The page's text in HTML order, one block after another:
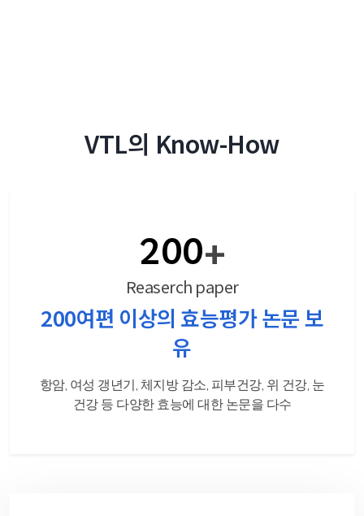
VTL의 Know-How
200+
Reaserch paper
200여편 이상의 효능평가 논문 보
유
항암, 여성 갱년기, 체지방 감소, 피부건강, 위 건강, 눈
건강 등 다양한 효능에 대한 논문을 다수